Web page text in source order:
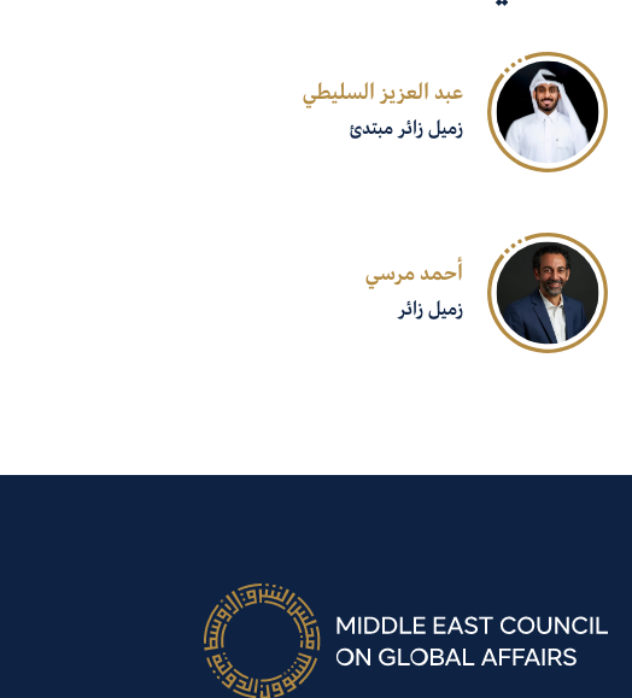
عبد العزيز السليطي
زميل زائر مبتدئ
أحمد مرسي
زميل زائر